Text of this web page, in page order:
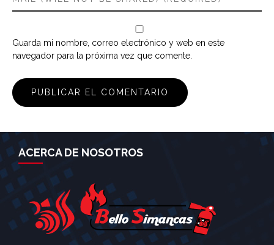
Guarda mi nombre, correo electrónico y web en este
navegador para la próxima vez que comente.
ACERCA DE NOSOTROS